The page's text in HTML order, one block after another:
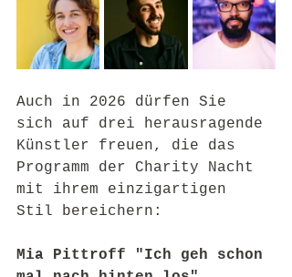
Auch in 2026 dürfen Sie
sich auf drei herausragende
Künstler freuen, die das
Programm der Charity Nacht
mit ihrem einzigartigen
Stil bereichern:
Mia Pittroff "Ich geh schon